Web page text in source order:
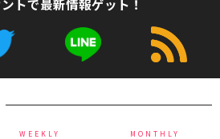
トで最新情報ゲット！
WEEKLY MONTHLY